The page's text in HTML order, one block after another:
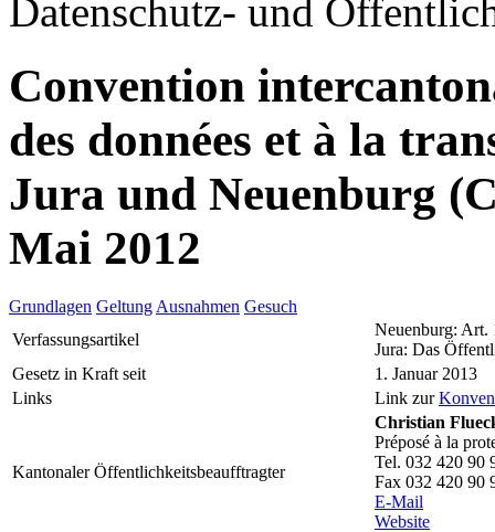
Datenschutz- und
Convention
des données et à la
Jura und Neuenburg
Mai 2012
Grundlagen Geltung Ausnahmen Gesuch
Verfassungsartikel
Neuenburg: Art.
Jura: Das
Gesetz in Kraft seit
1. Januar 2013
Links
Link zur
Kantonaler Öffentlichkeitsbeaufftragter
Christian
Préposé à la
Tel. 032 420 90
Fax 032 420 90
E-Mail
Website